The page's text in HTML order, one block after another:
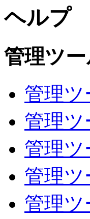
ヘルプ
管理ツ
管理
管理ツ
管理
管理
管理